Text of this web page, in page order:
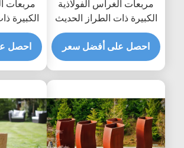
مربعات الغراس الفولاذية
الكبيرة ذات الطراز الحديث
للديكور الخارجي بارتفاع 80
سم
احصل على أفضل سعر
مربعات
الكبيرة
احصل